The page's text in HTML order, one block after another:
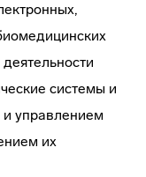
системы и
и управлением
их